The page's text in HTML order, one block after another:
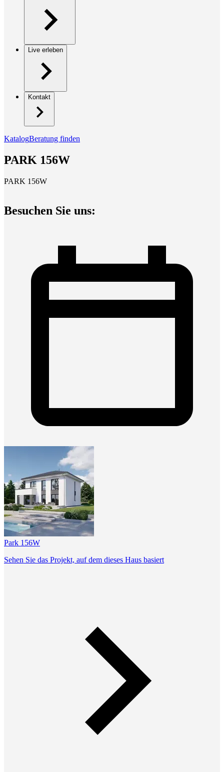
Live erleben
Kontakt
KatalogBeratung finden
PARK 156W
PARK 156W
Besuchen Sie uns:
Park 156W
Sehen Sie das Projekt, auf dem dieses Haus basiert